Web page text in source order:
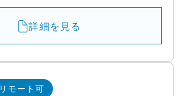
詳細を見る
リモート可